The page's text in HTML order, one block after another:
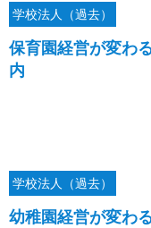
学校法人（過去）
保育園経営が変わ
内
学校法人（過去）
幼稚園経営が変わ